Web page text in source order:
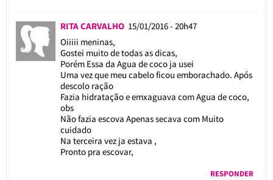
RITA CARVALHO 15/01/2016 - 20h47
Oiiiii meninas,
Gostei muito de todas as dicas,
Porém Essa da Agua de coco ja usei
Uma vez que meu cabelo ficou emborachado. Após
descolo ração
Fazia hidratação e emxaguava com Agua de coco,
obs
Não fazia escova Apenas secava com Muito
cuidado
Na terceira vez ja estava ,
Pronto pra escovar,
RESPONDER